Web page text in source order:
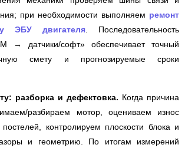
при необходимости выполняем ремонт
ЭБУ двигателя. Последовательность
→ датчики/софт» обеспечивает точный
смету и прогнозируемые сроки
разборка и дефектовка. Когда причина
разбираем мотор, оцениваем износ
контролируем плоскости блока и
и геометрию. По итогам измерений